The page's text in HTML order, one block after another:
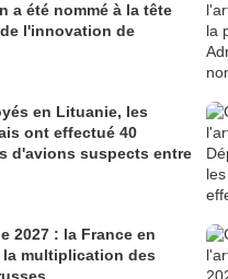
a été nommé à la tête
l'innovation de
en Lituanie, les
ont effectué 40
d'avions suspects entre
2027 : la France en
la multiplication des